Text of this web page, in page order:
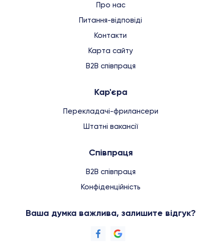
Про нас
Питання-відповіді
Контакти
Карта сайту
B2B співпраця
Кар'єра
Перекладачі-фрилансери
Штатні вакансії
Співпраця
B2B співпраця
Конфіденційність
Ваша думка важлива, залишите відгук?